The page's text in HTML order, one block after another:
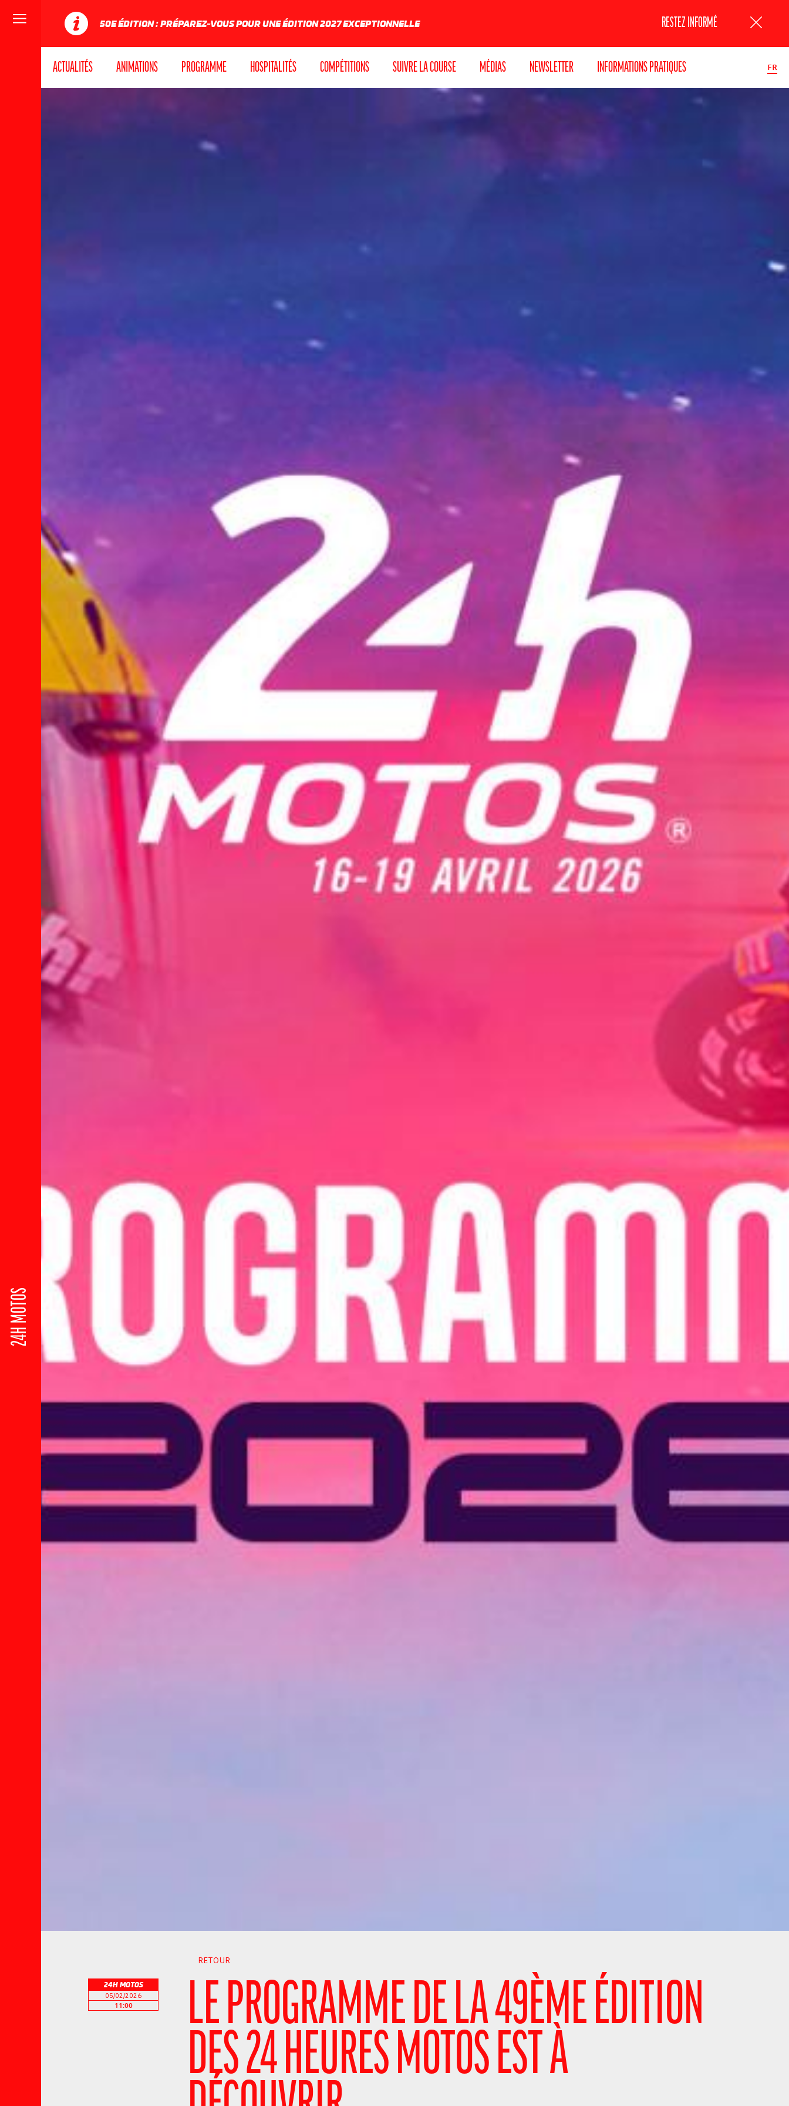
50E ÉDITION : PRÉPAREZ-VOUS POUR UNE ÉDITION 2027 EXCEPTIONNELLE RESTEZ INFORMÉ
ACTUALITÉS ANIMATIONS PROGRAMME HOSPITALITÉS COMPÉTITIONS SUIVRE LA COURSE MÉDIAS NEWSLETTER INFORMATIONS PRATIQUES FR
24H MOTOS
24H MOTOS
05/02/2026
11:00
RETOUR
LE PROGRAMME DE LA 49ÈME ÉDITION
DES 24 HEURES MOTOS EST À